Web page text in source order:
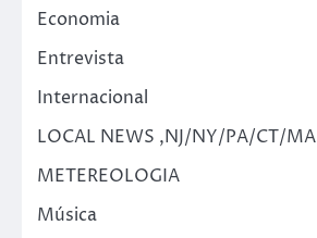
Economia
Entrevista
Internacional
LOCAL NEWS ,NJ/NY/PA/CT/MA
METEREOLOGIA
Música